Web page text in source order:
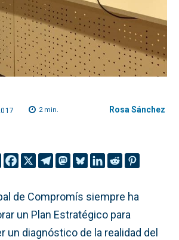
2min. Rosa Sánchez
de Compromís siempre ha
un Plan Estratégico para
un diagnóstico de la realidad del